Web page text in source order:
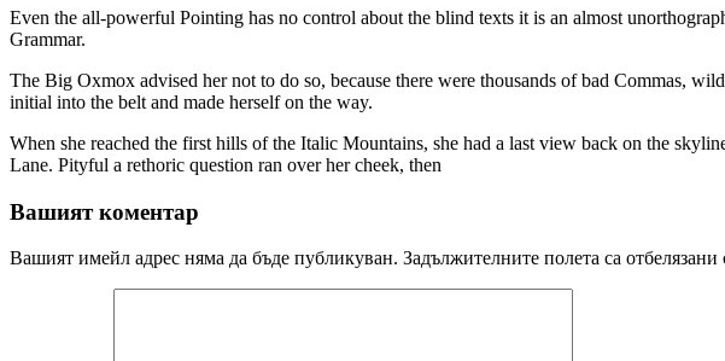
Even the all-powerful Pointing has no control about the blind texts it is an almost
Grammar.
The Big Oxmox advised her not to do so, because there were thousands of bad Commas,
initial into the belt and made herself on the way.
When she reached the first hills of the Italic Mountains, she had a last view back on the
Lane. Pityful a rethoric question ran over her cheek, then
Вашият коментар
Вашият имейл адрес няма да бъде публикуван. Задължителните полета са отбелязани